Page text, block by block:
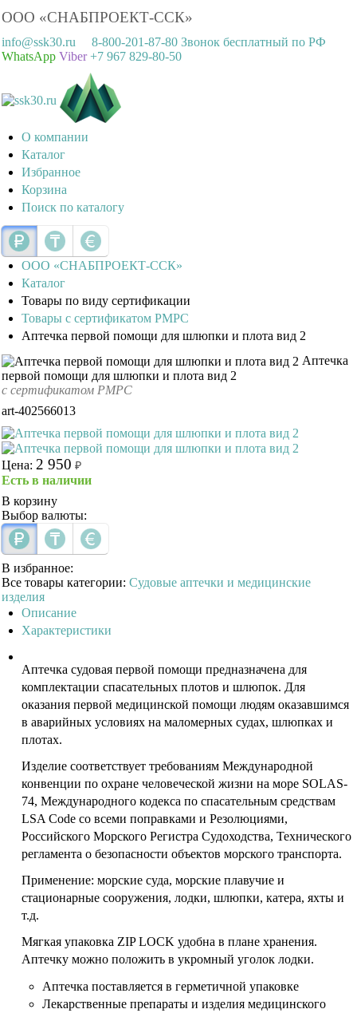
ООО «СНАБПРОЕКТ-ССК»
info@ssk30.ru
8-800-201-87-80 Звонок бесплатный по РФ
WhatsApp Viber+7 967 829-80-50
О компании
Каталог
Избранное
Корзина
Поиск по каталогу
ООО «СНАБПРОЕКТ-ССК»
Каталог
Товары по виду сертификации
Товары с сертификатом РМРС
Аптечка первой помощи для шлюпки и плота вид 2
Аптечка
первой помощи для шлюпки и плота вид 2
с сертификатом РМРС
art-402566013
Цена: 2 950 ₽
Есть в наличии
В корзину
Выбор валюты:
В избранное:
Все товары категории: Судовые аптечки и медицинские
изделия
Описание
Характеристики
Аптечка судовая первой помощи предназначена для
комплектации спасательных плотов и шлюпок. Для
оказания первой медицинской помощи людям оказавшимся
в аварийных условиях на маломерных судах, шлюпках и
плотах.
Изделие соответствует требованиям Международной
конвенции по охране человеческой жизни на море SOLAS-
74, Международного кодекса по спасательным средствам
LSA Code со всеми поправками и Резолюциями,
Российского Морского Регистра Судоходства, Технического
регламента о безопасности объектов морского транспорта.
Применение: морские суда, морские плавучие и
стационарные сооружения, лодки, шлюпки, катера, яхты и
т.д.
Мягкая упаковка ZIP LOCK удобна в плане хранения.
Аптечку можно положить в укромный уголок лодки.
Аптечка поставляется в герметичной упаковке
Лекарственные препараты и изделия медицинского